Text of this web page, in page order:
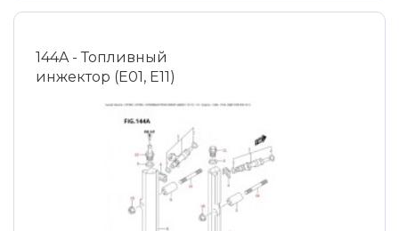
144A - Топливный
инжектор (E01, E11)